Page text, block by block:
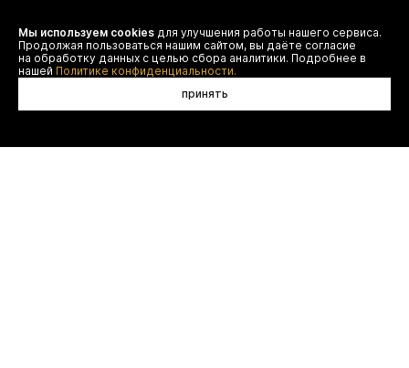
Я даю согласие на сбор, обработку и хранение моих
персональных данных (имя, email, телефон) для получения
рекламных и информационных рассылок от ООО 'БТ
Юнайтед', а также ознакомлен(а) с
Политикой конфиденциальности
Мы используем cookies для улучшения работы нашего сервиса.
Продолжая пользоваться нашим сайтом, вы даёте согласие
на обработку данных с целью сбора аналитики. Подробнее в
нашей Политике конфиденциальности.
принять